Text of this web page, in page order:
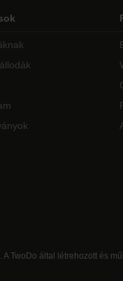
TwoDo által létrehozott és